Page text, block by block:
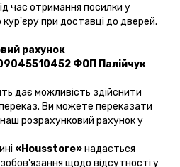
час отримання посилки у
кур'єру при доставці до дверей.
рахунок
ФОП Палійчук
дає можливість здійснити
Ви можете переказати
розрахунковий рахунок у
«Housstore»надається
щодо відсутності у